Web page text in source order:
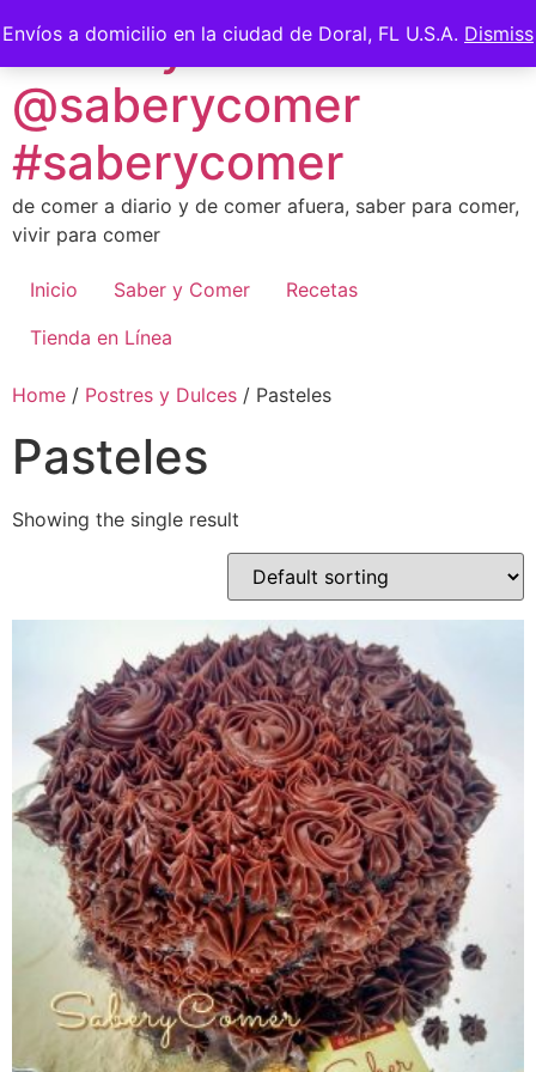
Envíos a domicilio en la ciudad de Doral, FL U.S.A. Dismiss
to
content
Saber y Comer -
@saberycomer
#saberycomer
de comer a diario y de comer afuera, saber para comer,
vivir para comer
Inicio Saber y Comer
Recetas
Tienda en Línea
Home / Postres y Dulces / Pasteles
Pasteles
Showing the single result